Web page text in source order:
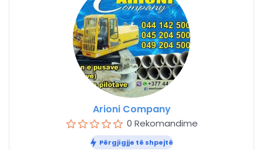
Arioni Company
0 Rekomandime
Përgjigjje të shpejtë